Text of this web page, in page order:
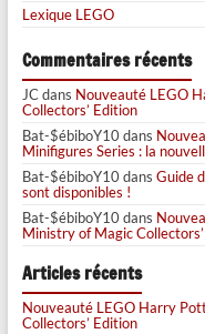
Lexique LEGO
Commentaires récents
JCdans Nouveauté LEGO
Collectors’ Edition
Bat-$ébiboY10dans
Minifigures Series : la
Bat-$ébiboY10dans Guide
sont disponibles !
Bat-$ébiboY10dans
Ministry of Magic
Articles récents
Nouveauté LEGO Harry
Collectors’ Edition